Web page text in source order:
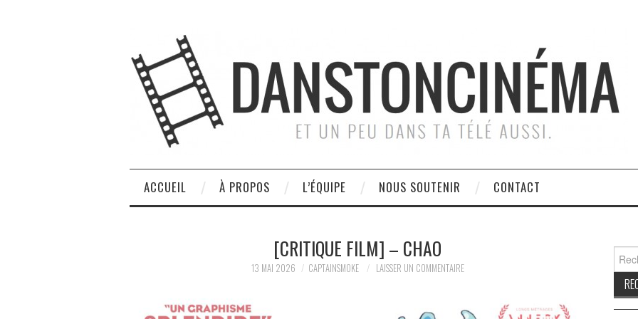
ACCUEIL À PROPOS L’ÉQUIPE NOUS SOUTENIR CONTACT
[CRITIQUE FILM] – CHAO
13 MAI 2026 CAPTAINSMOKE LAISSER UN COMMENTAIRE